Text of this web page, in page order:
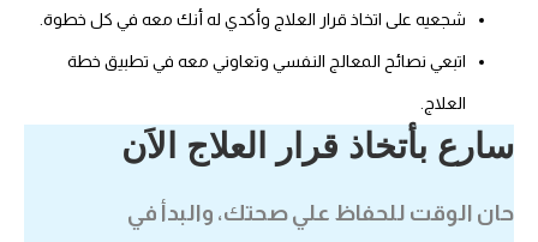
شجعيه على اتخاذ قرار العلاج وأكدي له أنك معه في كل خطوة.
اتبعي نصائح المعالج النفسي وتعاوني معه في تطبيق خطة
العلاج.
سارع بأتخاذ قرار العلاج الاَن
حان الوقت للحفاظ علي صحتك، والبدأ في